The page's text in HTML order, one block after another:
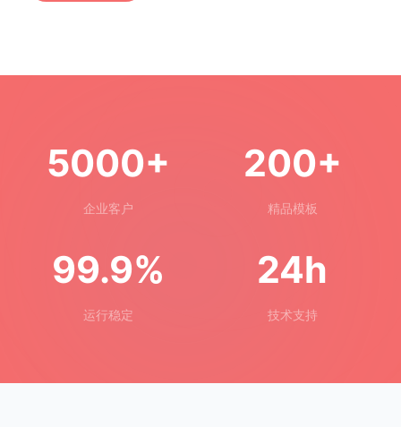
5000+
企业客户
200+
精品模板
99.9%
运行稳定
24h
技术支持